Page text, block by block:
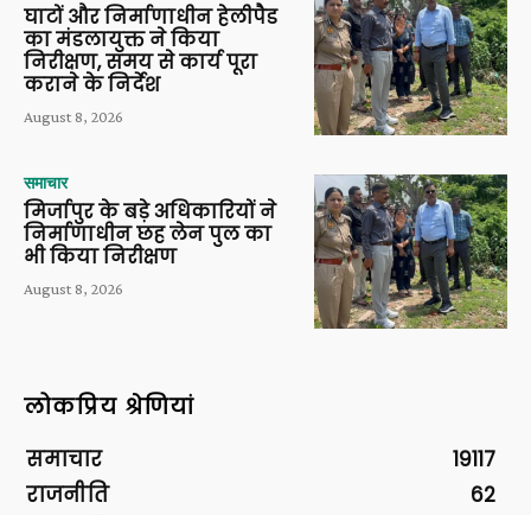
घाटों और निर्माणाधीन हेलीपैड
का मंडलायुक्त ने किया
निरीक्षण, समय से कार्य पूरा
कराने के निर्देश
August 8, 2026
समाचार
मिर्जापुर के बड़े अधिकारियों ने
निर्माणाधीन छह लेन पुल का
भी किया निरीक्षण
August 8, 2026
लोकप्रिय श्रेणियां
समाचार
19117
राजनीति
62